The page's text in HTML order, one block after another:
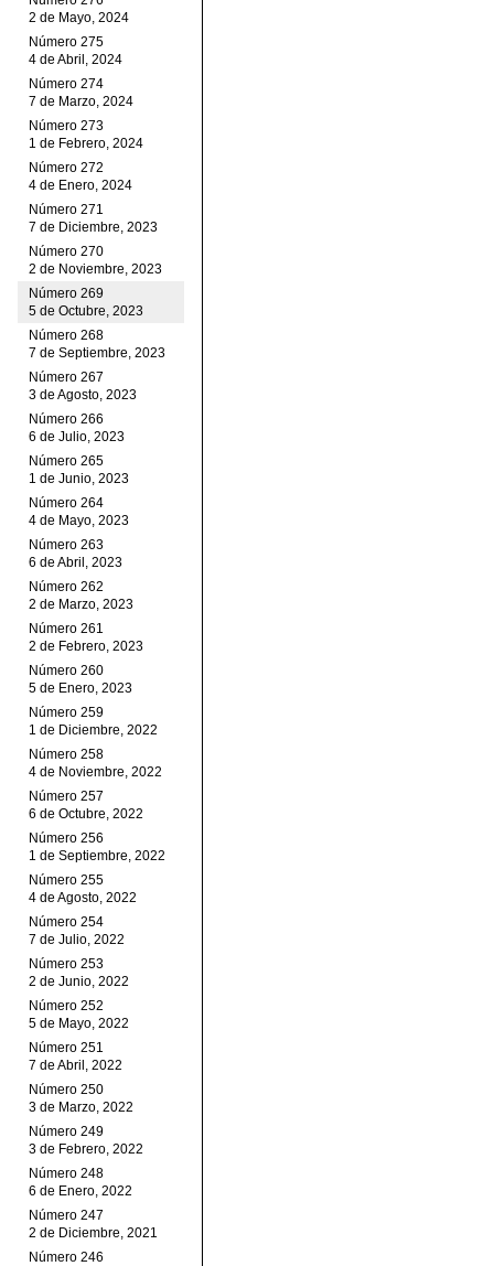
2 de Mayo, 2024
Número 275
4 de Abril, 2024
Número 274
7 de Marzo, 2024
Número 273
1 de Febrero, 2024
Número 272
4 de Enero, 2024
Número 271
7 de Diciembre, 2023
Número 270
2 de Noviembre, 2023
Número 269
5 de Octubre, 2023
Número 268
7 de Septiembre, 2023
Número 267
3 de Agosto, 2023
Número 266
6 de Julio, 2023
Número 265
1 de Junio, 2023
Número 264
4 de Mayo, 2023
Número 263
6 de Abril, 2023
Número 262
2 de Marzo, 2023
Número 261
2 de Febrero, 2023
Número 260
5 de Enero, 2023
Número 259
1 de Diciembre, 2022
Número 258
4 de Noviembre, 2022
Número 257
6 de Octubre, 2022
Número 256
1 de Septiembre, 2022
Número 255
4 de Agosto, 2022
Número 254
7 de Julio, 2022
Número 253
2 de Junio, 2022
Número 252
5 de Mayo, 2022
Número 251
7 de Abril, 2022
Número 250
3 de Marzo, 2022
Número 249
3 de Febrero, 2022
Número 248
6 de Enero, 2022
Número 247
2 de Diciembre, 2021
Número 246